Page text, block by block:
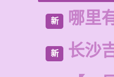
新 哪里
新
长沙